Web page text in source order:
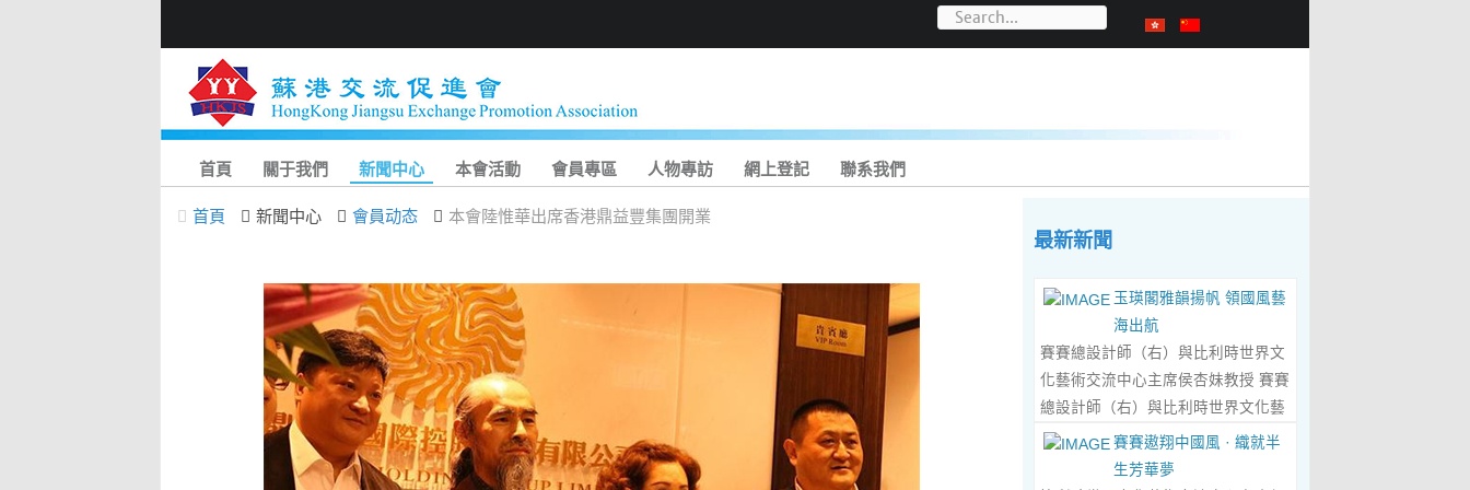
首頁 關于我們 新聞中心 本會活動 會員專區 人物專訪 網上登記 聯系我們
首頁 新聞中心 會員动态 本會陸惟華出席香港鼎益豐集團開業
最新新聞
玉瑛閣雅韻揚帆 領國風藝
海出航
賽賽總設計師（右）與比利時世界文
化藝術交流中心主席侯杏妹教授 賽賽
總設計師（右）與比利時世界文化藝
術交流中心主席侯杏妹教授及其題詞
合影留念 ‍ 賽賽/文 ‍ 近日有幸與比利
賽賽遨翔中國風 · 織就半
生芳華夢